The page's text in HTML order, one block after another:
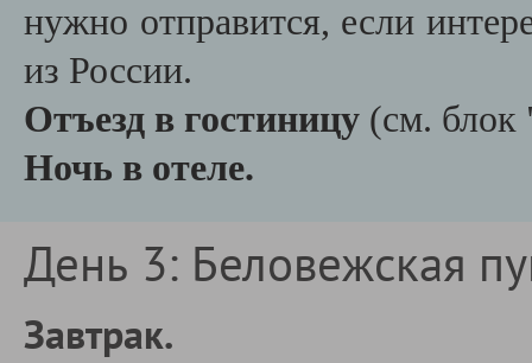
нужно отправится, если
из России.
Отъезд в гостиницу (см.
Ночь в отеле.
День 3: Беловежская
Завтрак.